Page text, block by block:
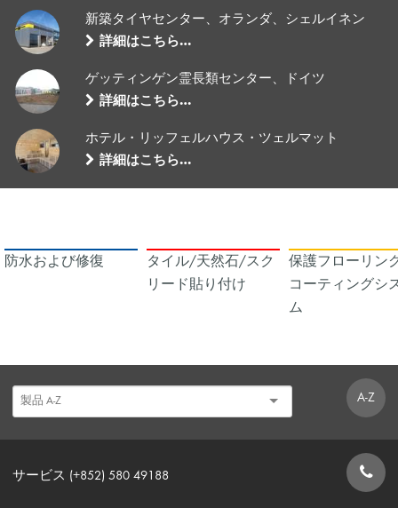
新築タイヤセンター、オランダ、シェルイネン
詳細はこちら…
ゲッティンゲン霊長類センター、ドイツ
詳細はこちら…
ホテル・リッフェルハウス・ツェルマット
詳細はこちら…
防水および修復
タイル/天然石/スク
リード貼り付け
保護フローリン
コーティングシ
ム
A-Z
サービス (+852) 580 49188